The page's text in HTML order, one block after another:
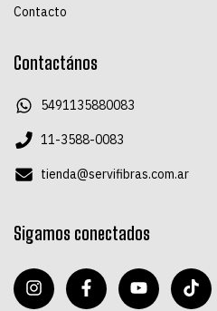
Contacto
Contactános
5491135880083
11-3588-0083
tienda@servifibras.com.ar
Sigamos conectados